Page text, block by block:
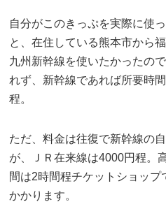
自分がこのきっぷを実際に使
と、在住している熊本市から
九州新幹線を使いたかったの
れず、新幹線であれば所要時
程。
ただ、料金は往復で新幹線の
が、ＪＲ在来線は4000円程。
間は2時間程チケットショッ
かかります。